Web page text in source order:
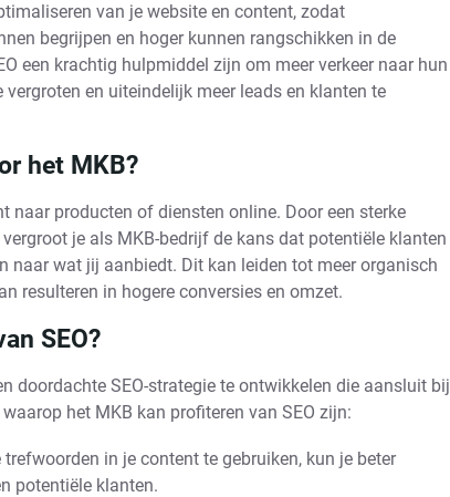
van je website en content, zodat
begrijpen en hoger kunnen rangschikken in de
een krachtig hulpmiddel zijn om meer verkeer naar hun
en uiteindelijk meer leads en klanten te
het MKB?
naar producten of diensten online. Door een sterke
je als MKB-bedrijf de kans dat potentiële klanten
naar wat jij aanbiedt. Dit kan leiden tot meer organisch
resulteren in hogere conversies en omzet.
SEO?
doordachte SEO-strategie te ontwikkelen die aansluit bij
het MKB kan profiteren van SEO zijn:
trefwoorden in je content te gebruiken, kun je beter
potentiële klanten.